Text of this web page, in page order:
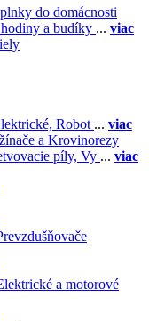
do domácnosti
a budíky ... viac
Robot ... viac
a Krovinorezy
píly, Vy ... viac
a motorové